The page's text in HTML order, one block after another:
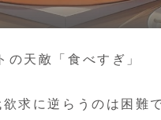
の天敵「食べすぎ」
欲求に逆らうのは困難